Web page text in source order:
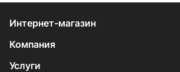
Интернет-магазин
Компания
Услуги